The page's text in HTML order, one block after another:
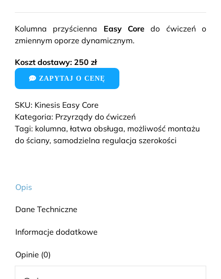
Kolumna przyścienna Easy Core do ćwiczeń o
zmiennym oporze dynamicznym.
Koszt dostawy: 250 zł
ZAPYTAJ O CENĘ
SKU: Kinesis Easy Core
Kategoria: Przyrządy do ćwiczeń
Tagi: kolumna,łatwa obsługa, możliwość montażu
do ściany, samodzielna regulacja szerokości
Opis
Dane Techniczne
Informacje dodatkowe
Opinie (0)